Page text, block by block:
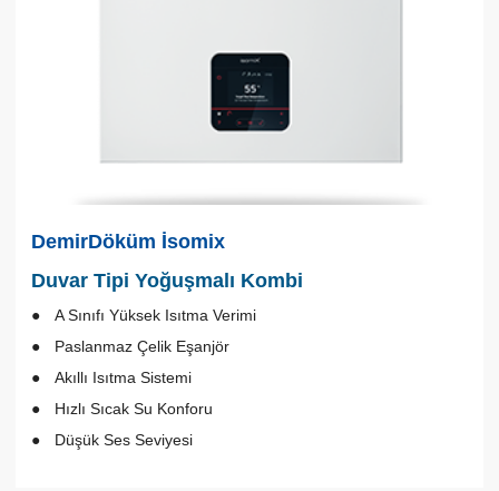
DemirDöküm İsomix
Duvar Tipi Yoğuşmalı Kombi
A Sınıfı Yüksek Isıtma Verimi
Paslanmaz Çelik Eşanjör
Akıllı Isıtma Sistemi
Hızlı Sıcak Su Konforu
Düşük Ses Seviyesi